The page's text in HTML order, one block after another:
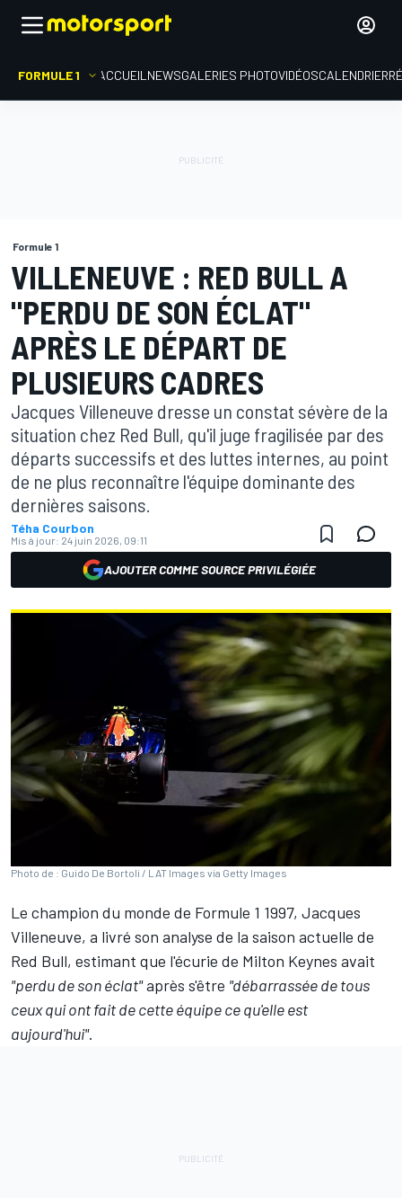
FORMULE 1 ACCUEIL NEWSGALERIES PHOTOVIDÉOSCALENDRIER
Formule 1
VILLENEUVE : RED BULL A
"PERDU DE SON ÉCLAT"
APRÈS LE DÉPART DE
PLUSIEURS CADRES
Jacques Villeneuve dresse un constat sévère de la
situation chez Red Bull, qu'il juge fragilisée par des
départs successifs et des luttes internes, au point
de ne plus reconnaître l'équipe dominante des
dernières saisons.
Téha Courbon
Mis à jour: 24 juin 2026, 09:11
AJOUTER COMME SOURCE PRIVILÉGIÉE
Photo de : Guido De Bortoli / LAT Images via Getty Images
Le champion du monde de Formule 1 1997, Jacques
Villeneuve, a livré son analyse de la saison actuelle de
Red Bull, estimant que l'écurie de Milton Keynes avait
"perdu de son éclat"après s'être "débarrassée de tous
ceux qui ont fait de cette équipe ce qu'elle est
aujourd'hui".